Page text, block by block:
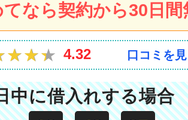
なら契約から30日
4.32 口コミを
中に借入れする場合